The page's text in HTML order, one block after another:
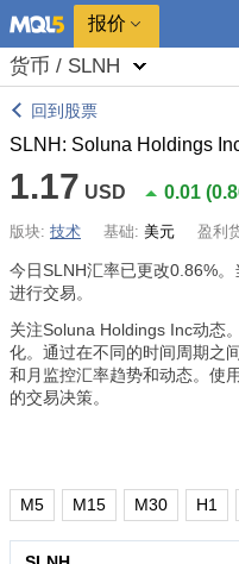
报价
货币 / SLNH
回到股票
SLNH: Soluna Holdings
1.17 USD 0.01 (
版块: 技术 基础: 美元 盈利
今日SLNH汇率已更改0.86%
进行交易。
关注Soluna Holdings Inc动态
化。通过在不同的时间周期之
和月监控汇率趋势和动态。使
的交易决策。
M5 M15 M30 H1